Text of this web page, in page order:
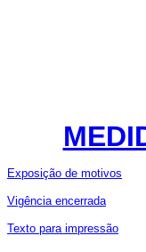
Exposição de motivos
Vigência encerrada
Texto para impressão